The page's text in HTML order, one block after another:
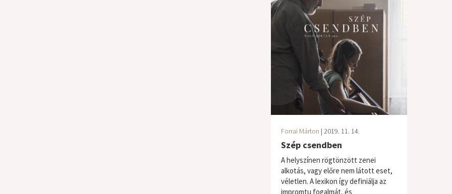
Forrai Márton | 2019. 11. 14.
Szép csendben
A helyszínen rögtönzött zenei
alkotás, vagy előre nem látott eset,
véletlen. A lexikon így definiálja az
impromtu fogalmát, és